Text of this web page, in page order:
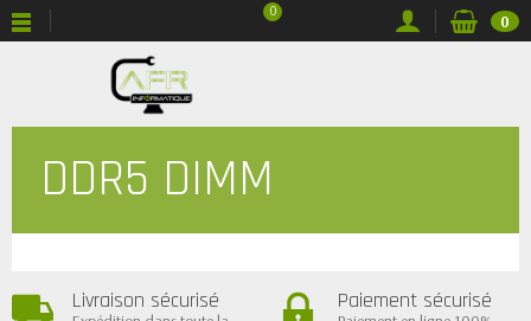
0
0
DDR5 DIMM
Livraison sécurisé Paiement sécurisé